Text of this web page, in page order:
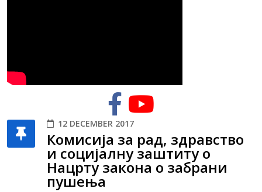
12 DECEMBER 2017
Комисија за рад, здравство
и социјалну заштиту о
Нацрту закона о забрани
пушења